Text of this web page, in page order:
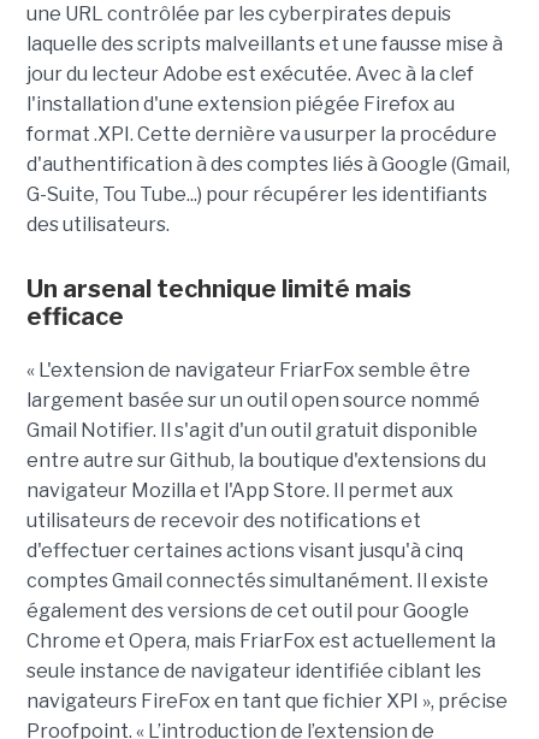
une URL contrôlée par les cyberpirates depuis
laquelle des scripts malveillants et une fausse mise à
jour du lecteur Adobe est exécutée. Avec à la clef
l'installation d'une extension piégée Firefox au
format .XPI. Cette dernière va usurper la procédure
d'authentification à des comptes liés à Google (Gmail,
G-Suite, Tou Tube...) pour récupérer les identifiants
des utilisateurs.
Un arsenal technique limité mais
efficace
« L'extension de navigateur FriarFox semble être
largement basée sur un outil open source nommé
Gmail Notifier. Il s'agit d'un outil gratuit disponible
entre autre sur Github, la boutique d'extensions du
navigateur Mozilla et l'App Store. Il permet aux
utilisateurs de recevoir des notifications et
d'effectuer certaines actions visant jusqu'à cinq
comptes Gmail connectés simultanément. Il existe
également des versions de cet outil pour Google
Chrome et Opera, mais FriarFox est actuellement la
seule instance de navigateur identifiée ciblant les
navigateurs FireFox en tant que fichier XPI », précise
Proofpoint. « L’introduction de l’extension de